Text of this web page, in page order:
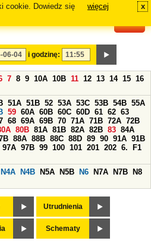
cookie. Dowiedz się
więcej x
i godzinę:
7 8 9 10A 10B 11 12 13 14 15 16
51A 51B 52 53A 53C 53B 54B 55A
59 60A 60B 60C 60D 61 62 63
68 69A 69B 70 71A 71B 72A 72B
80B 81A 81B 82A 82B 83 84A
88A 88B 88C 88D 89 90 91A 91B
97A 97B 99 100 101 201 202 6.
F1
N4A N4B N5A N5B N6 N7A N7B
N8
Utrudnienia
Schematy